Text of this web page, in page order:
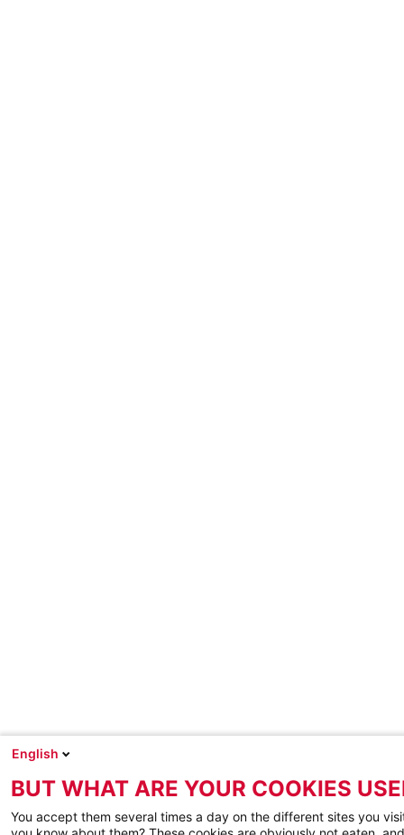
English
BUT WHAT ARE YOUR COOKIES
You accept them several times a day on the different sites you